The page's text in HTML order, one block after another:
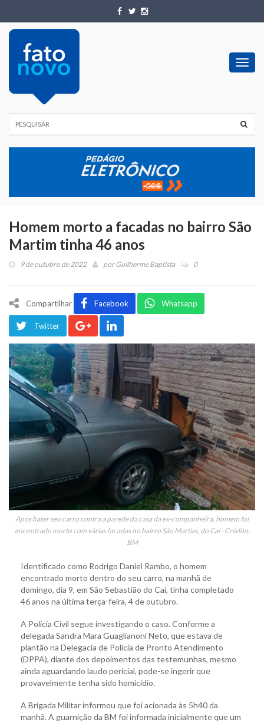
Homem morto a facadas no bairro São
Martim tinha 46 anos
9 de outubro de 2022 porGuilherme Baptista 0
Compartilhar Facebook Whatsapp
Twitter
Após bater seu carro contra a parede da casa da ex-companheira, homem foi
encontrado morto com várias facadas no bairro São Martim, do Caí - Crédito:
BM
Identificado como Rodrigo Daniel Rambo, o homem
encontrado morto dentro do seu carro, na manhã de
domingo, dia 9, em São Sebastião do Caí, tinha completado
46 anos na última terça-feira, 4 de outubro.
A Polícia Civil segue investigando o caso. Conforme a
delegada Sandra Mara Guaglianoni Neto, que estava de
plantão na Delegacia de Polícia de Pronto Atendimento
(DPPA), diante dos depoimentos das testemunhas, mesmo
ainda aguardando laudo pericial, pode-se ingerir que
provavelmente tenha sido homicídio.
A Brigada Militar informou que foi acionada às 5h40 da
manhã. A guarnição da BM foi informada inicialmente que um